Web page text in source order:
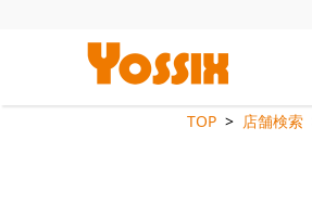
TOP 店舗検索